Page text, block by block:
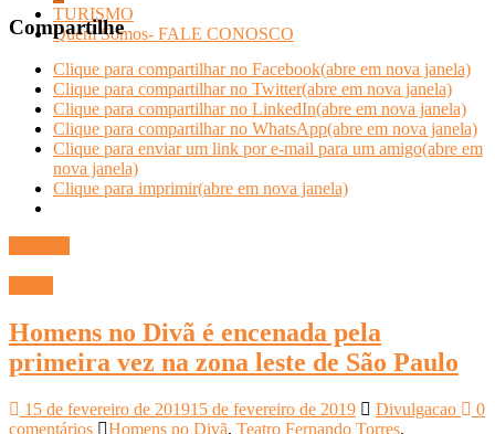
TURISMO
Quem Somos- FALE CONOSCO
Compartilhe
Clique para compartilhar no Facebook(abre em nova janela)
Clique para compartilhar no Twitter(abre em nova janela)
Clique para compartilhar no LinkedIn(abre em nova janela)
Clique para compartilhar no WhatsApp(abre em nova janela)
Clique para enviar um link por e-mail para um amigo(abre em
nova janela)
Clique para imprimir(abre em nova janela)
Homens no Divã é encenada pela
primeira vez na zona leste de São Paulo
15 de fevereiro de 201915 de fevereiro de 2019 Divulgacao
0
comentários
Homens no Divã, Teatro Fernando Torres,